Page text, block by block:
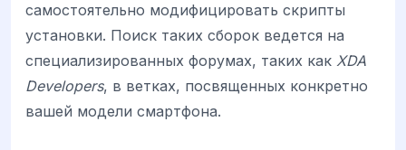
самостоятельно модифицировать скрипты
установки. Поиск таких сборок ведется на
специализированных форумах, таких как XDA
Developers, в ветках, посвященных конкретно
вашей модели смартфона.